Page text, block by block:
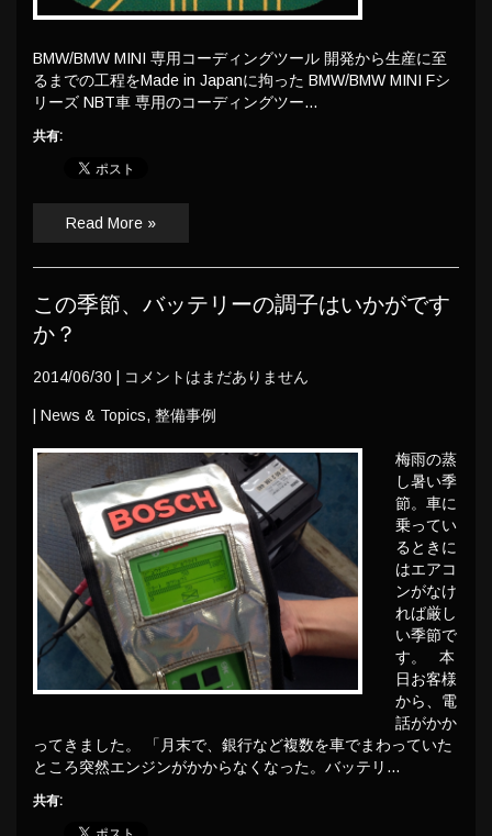
BMW/BMW MINI 専用コーディングツール 開発から生産に至
るまでの工程をMade in Japanに拘った BMW/BMW MINI Fシ
リーズ NBT車 専用のコーディングツー…
共有:
Read More »
この季節、バッテリーの調子はいかがです
か？
2014/06/30 コメントはまだありません
News & Topics, 整備事例
梅雨の蒸
し暑い季
節。車に
乗ってい
るときに
はエアコ
ンがなけ
れば厳し
い季節で
す。 本
日お客様
から、電
話がかか
ってきました。 「月末で、銀行など複数を車でまわっていた
ところ突然エンジンがかからなくなった。バッテリ…
共有: